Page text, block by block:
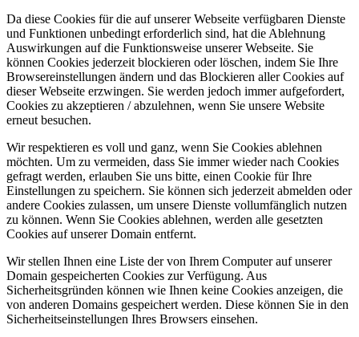
Da diese Cookies für die auf unserer Webseite verfügbaren Dienste
und Funktionen unbedingt erforderlich sind, hat die Ablehnung
Auswirkungen auf die Funktionsweise unserer Webseite. Sie
können Cookies jederzeit blockieren oder löschen, indem Sie Ihre
Browsereinstellungen ändern und das Blockieren aller Cookies auf
dieser Webseite erzwingen. Sie werden jedoch immer aufgefordert,
Cookies zu akzeptieren / abzulehnen, wenn Sie unsere Website
erneut besuchen.
Wir respektieren es voll und ganz, wenn Sie Cookies ablehnen
möchten. Um zu vermeiden, dass Sie immer wieder nach Cookies
gefragt werden, erlauben Sie uns bitte, einen Cookie für Ihre
Einstellungen zu speichern. Sie können sich jederzeit abmelden oder
andere Cookies zulassen, um unsere Dienste vollumfänglich nutzen
zu können. Wenn Sie Cookies ablehnen, werden alle gesetzten
Cookies auf unserer Domain entfernt.
Wir stellen Ihnen eine Liste der von Ihrem Computer auf unserer
Domain gespeicherten Cookies zur Verfügung. Aus
Sicherheitsgründen können wie Ihnen keine Cookies anzeigen, die
von anderen Domains gespeichert werden. Diese können Sie in den
Sicherheitseinstellungen Ihres Browsers einsehen.